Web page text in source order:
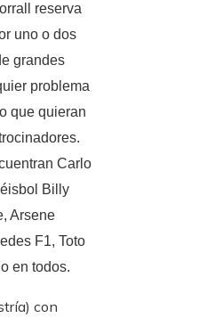
reserva
uno o dos
grandes
problema
que quieran
Carlo
Billy
Arsene
F1, Toto
en todos.
con